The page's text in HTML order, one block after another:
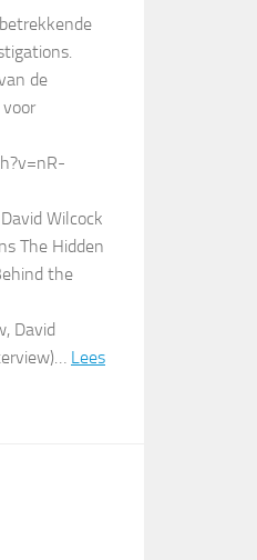
de
Wilcock
The Hidden
the
David
Lees